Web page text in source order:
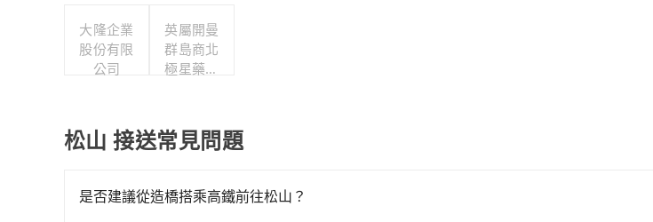
大隆企業
股份有限
公司
英屬開曼
群島商北
極星藥業
松山 接送常見問題
是否建議從造橋搭乘高鐵前往松山？